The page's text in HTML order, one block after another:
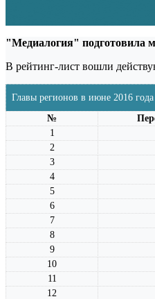
"Медиалогия" подготовила
В рейтинг-лист вошли
Главы регионов в июне 2016 года
№
1
2
3
4
5
6
7
8
9
10
11
12